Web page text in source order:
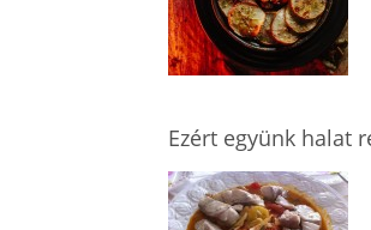
Ezért együnk halat